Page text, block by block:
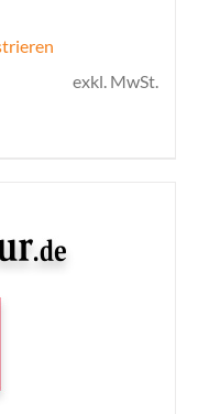
exkl. MwSt.